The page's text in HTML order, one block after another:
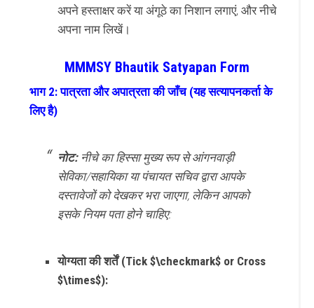
अपने हस्ताक्षर करें या अंगूठे का निशान लगाएं, और नीचे
अपना नाम लिखें।
MMMSY Bhautik Satyapan Form
भाग 2: पात्रता और अपात्रता की जाँच (यह सत्यापनकर्ता के
लिए है)
नोट:नीचे का हिस्सा मुख्य रूप से आंगनवाड़ी
सेविका/सहायिका या पंचायत सचिव द्वारा आपके
दस्तावेजों को देखकर भरा जाएगा, लेकिन आपको
इसके नियम पता होने चाहिए:
योग्यता की शर्तें (Tick$\checkmark$ or Cross
$\times$):